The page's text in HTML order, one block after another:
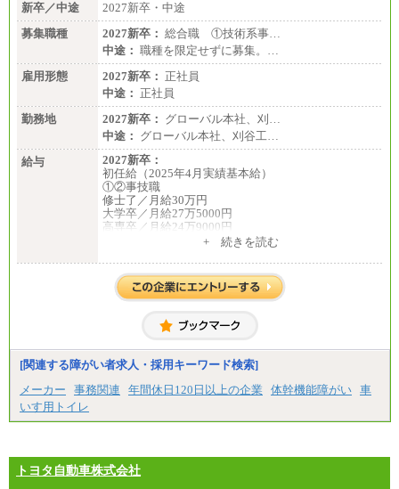
新卒／中途
2027新卒・中途
募集職種
2027新卒： 総合職 ①技術系事…
中途： 職種を限定せずに募集。…
雇用形態
2027新卒： 正社員
中途： 正社員
勤務地
2027新卒： グローバル本社、刈…
中途： グローバル本社、刈谷工…
給与
2027新卒：
初任給（2025年4月実績基本給）
①②事技職
修士了／月給30万円
大学卒／月給27万5000円
高専卒／月給24万9000円
大学卒 月給21万4000円
短大卒 月給19万円
全職種共通
月給：200,000 円～430,000 円（基本給）
※試用期間中の給与に変更はございません。
【想定年収】
400～900 万円
※上記年収は目安であり、経験・スキル等を考慮の
600 万円（30 歳/扶養 2 人/入社 8 年目）
750 万円（35 歳/扶養家族 3 名/係長級）
+ 続きを読む
[関連する障がい者求人・採用キーワード検索]
メーカー
事務関連 年間休日120日以上の企業 体幹機能障がい 車
いす用トイレ
トヨタ自動車株式会社